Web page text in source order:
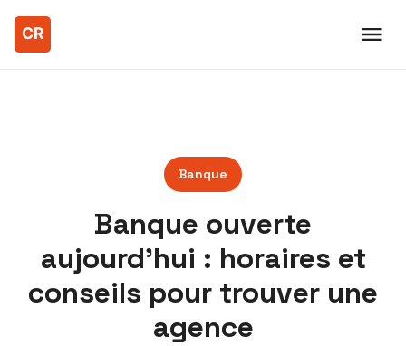
Banque
Banque ouverte
aujourd’hui : horaires et
conseils pour trouver une
agence